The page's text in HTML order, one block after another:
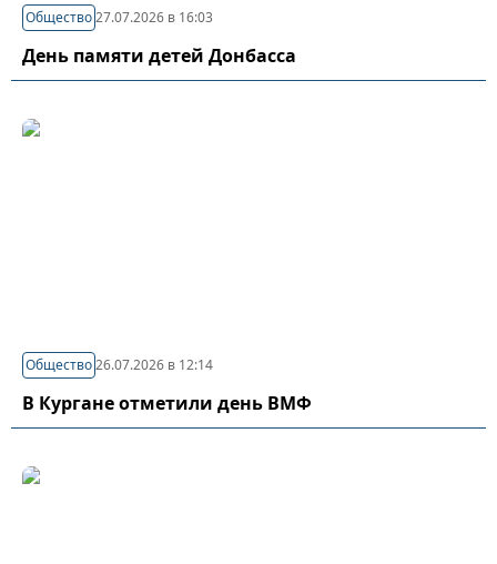
Общество27.07.2026 в 16:03
День памяти детей Донбасса
Общество26.07.2026 в 12:14
В Кургане отметили день ВМФ